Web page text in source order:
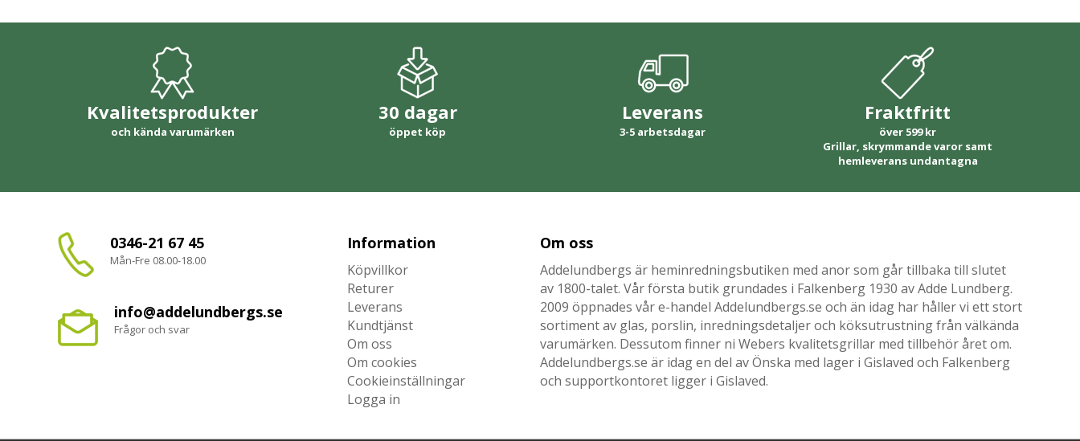
Kvalitetsprodukter
och kända varumärken
30 dagar
öppet köp
Leverans
3-5 arbetsdagar
Fraktfritt
över 599 kr
Grillar, skrymmande varor samt
hemleverans undantagna
0346-21 67 45
Mån-Fre 08.00-18.00
info@addelundbergs.se
Frågor och svar
Information
Köpvillkor
Returer
Leverans
Kundtjänst
Om oss
Om cookies
Cookieinställningar
Logga in
Om oss
Addelundbergs är heminredningsbutiken med anor som går tillbaka till slutet
av 1800-talet. Vår första butik grundades i Falkenberg 1930 av Adde Lundberg.
2009 öppnades vår e-handel Addelundbergs.se och än idag har håller vi ett stort
sortiment av glas, porslin, inredningsdetaljer och köksutrustning från välkända
varumärken. Dessutom finner ni Webers kvalitetsgrillar med tillbehör året om.
Addelundbergs.se är idag en del av Önska med lager i Gislaved och Falkenberg
och supportkontoret ligger i Gislaved.